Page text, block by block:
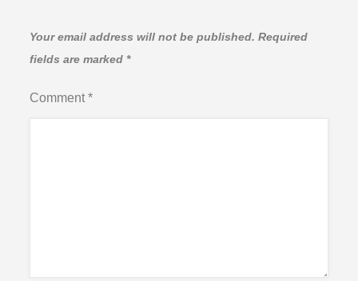
Your email address will not be published. Required
fields are marked *
Comment*